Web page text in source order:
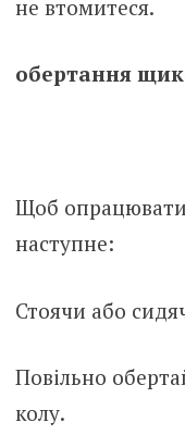
не втомитеся.
обертання
Щоб опрацювати
наступне:
Стоячи або
Повільно
колу.